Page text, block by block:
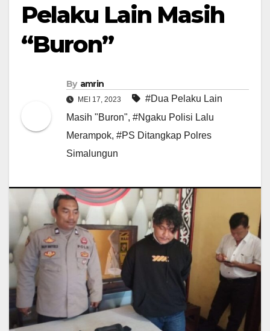
Pelaku Lain Masih
“Buron”
By amrin
MEI 17, 2023
#Dua Pelaku Lain
Masih "Buron", #Ngaku Polisi Lalu
Merampok, #PS Ditangkap Polres
Simalungun